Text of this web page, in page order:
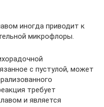
иногда приводит к
микрофлоры.
с пустулой, может
требует
и является